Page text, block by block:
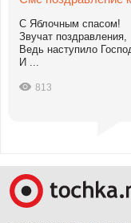
С Яблочным спасом!
Звучат поздравления,
Ведь наступило
И ...
813